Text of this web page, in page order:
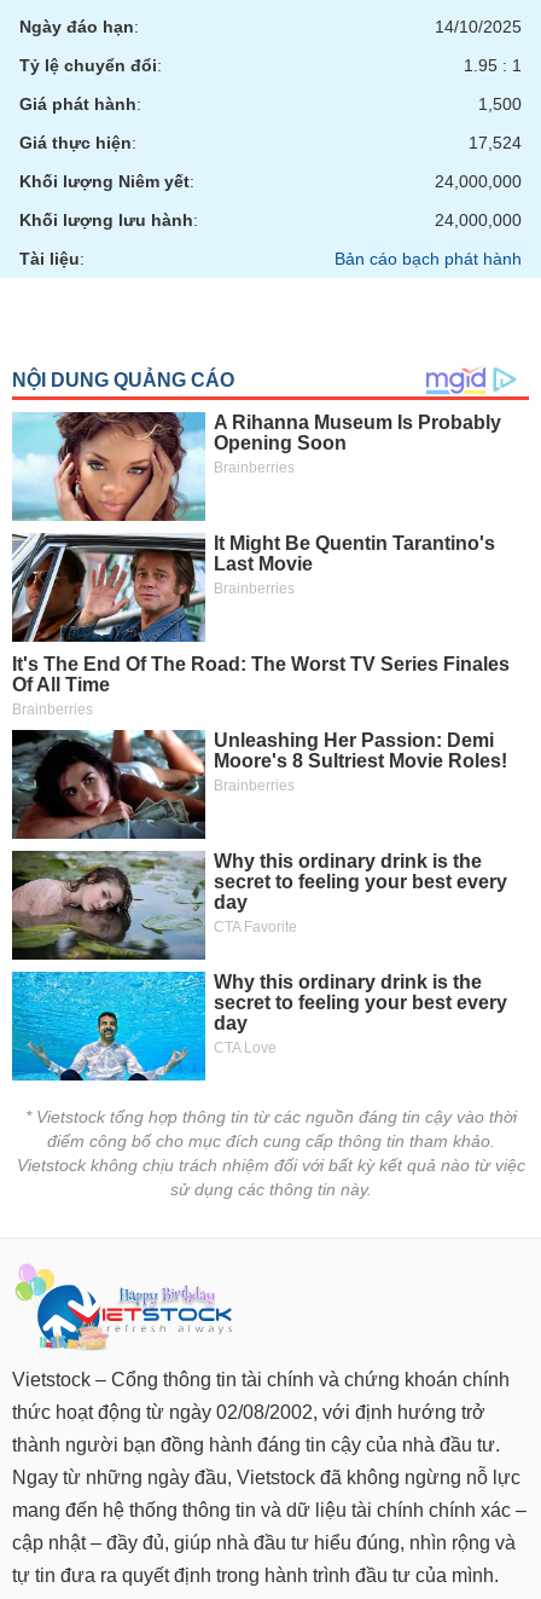
Ngày đáo hạn:
14/10/2025
Tỷ lệ chuyển đổi:
1.95 : 1
Giá phát hành:
1,500
Giá thực hiện:
17,524
Khối lượng Niêm yết:
24,000,000
Khối lượng lưu hành:
24,000,000
Tài liệu: Bản cáo bạch phát hành
* Vietstock tổng hợp thông tin từ các nguồn đáng tin cậy vào thời
điểm công bố cho mục đích cung cấp thông tin tham khảo.
Vietstock không chịu trách nhiệm đối với bất kỳ kết quả nào từ việc
sử dụng các thông tin này.
Vietstock – Cổng thông tin tài chính và chứng khoán chính
thức hoạt động từ ngày 02/08/2002, với định hướng trở
thành người bạn đồng hành đáng tin cậy của nhà đầu tư.
Ngay từ những ngày đầu, Vietstock đã không ngừng nỗ lực
mang đến hệ thống thông tin và dữ liệu tài chính chính xác –
cập nhật – đầy đủ, giúp nhà đầu tư hiểu đúng, nhìn rộng và
tự tin đưa ra quyết định trong hành trình đầu tư của mình.
chính